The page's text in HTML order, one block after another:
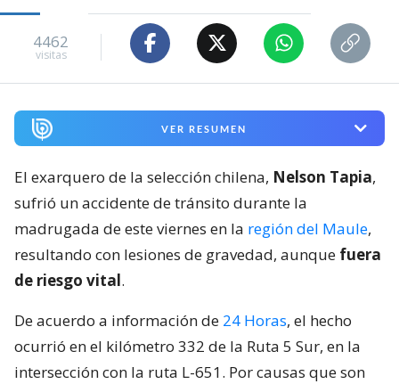
4462
visitas
VER RESUMEN
El exarquero de la selección chilena, Nelson Tapia,
sufrió un accidente de tránsito durante la
madrugada de este viernes en la región del Maule,
resultando con lesiones de gravedad, aunque fuera
de riesgo vital.
De acuerdo a información de 24 Horas, el hecho
ocurrió en el kilómetro 332 de la Ruta 5 Sur, en la
intersección con la ruta L-651. Por causas que son